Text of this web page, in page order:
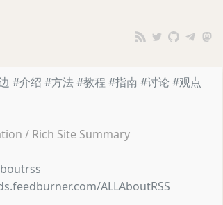
#介绍 #方法#教程 #指南#讨论 #观点
/ Rich Site Summary
ALLAboutRSS